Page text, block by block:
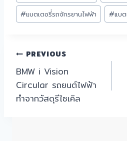
#แบตเตอรี่รถจักรยานไฟฟ้า #แบ
PREVIOUS
BMW i Vision
Circular รถยนต์ไฟฟ้า
ทำจากวัสดุรีไซเคิล